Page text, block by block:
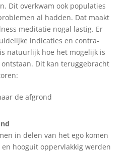
Dit overkwam ook populaties
al hadden. Dat maakt
meditatie nogal lastig. Er
indicaties en contra-
natuurlijk hoe het mogelijk is
Dit kan teruggebracht
de afgrond
in delen van het ego komen
hooguit oppervlakkig werden